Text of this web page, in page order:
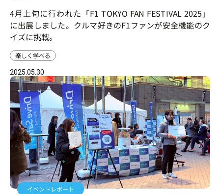
4月上旬に行われた「F1 TOKYO FAN FESTIVAL 2025」
に出展しました。クルマ好きのF1ファンが安全機能のク
イズに挑戦。
楽しく学べる
2025.05.30
イベントレポート